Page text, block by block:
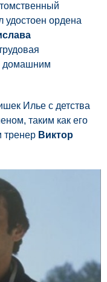
удостоен ордена
домашним
Илье с детства
таким как его
тренер Виктор